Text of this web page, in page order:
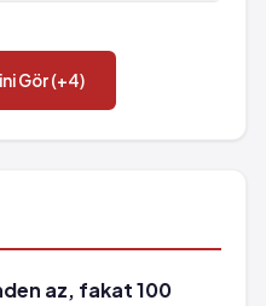
Gör (+4)
az, fakat 100